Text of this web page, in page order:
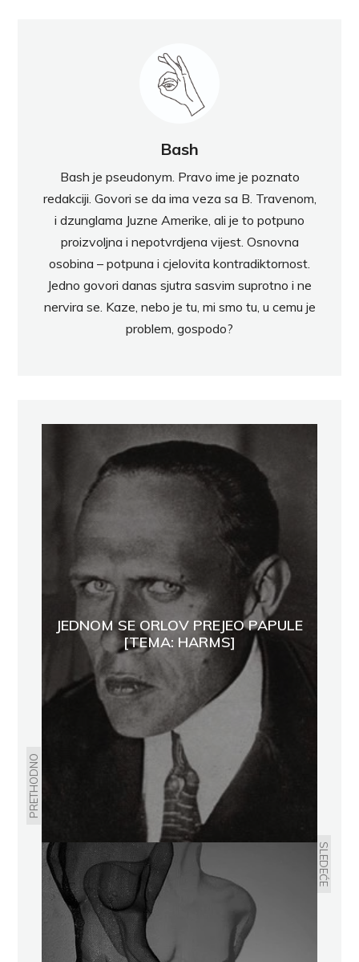
Bash
Bash je pseudonym. Pravo ime je poznato
redakciji. Govori se da ima veza sa B. Travenom,
i dzunglama Juzne Amerike, ali je to potpuno
proizvoljna i nepotvrdjena vijest. Osnovna
osobina – potpuna i cjelovita kontradiktornost.
Jedno govori danas sjutra sasvim suprotno i ne
nervira se. Kaze, nebo je tu, mi smo tu, u cemu je
problem, gospodo?
PRETHODNO
JEDNOM SE ORLOV PREJEO PAPULE
[TEMA: HARMS]
SLEDEĆE